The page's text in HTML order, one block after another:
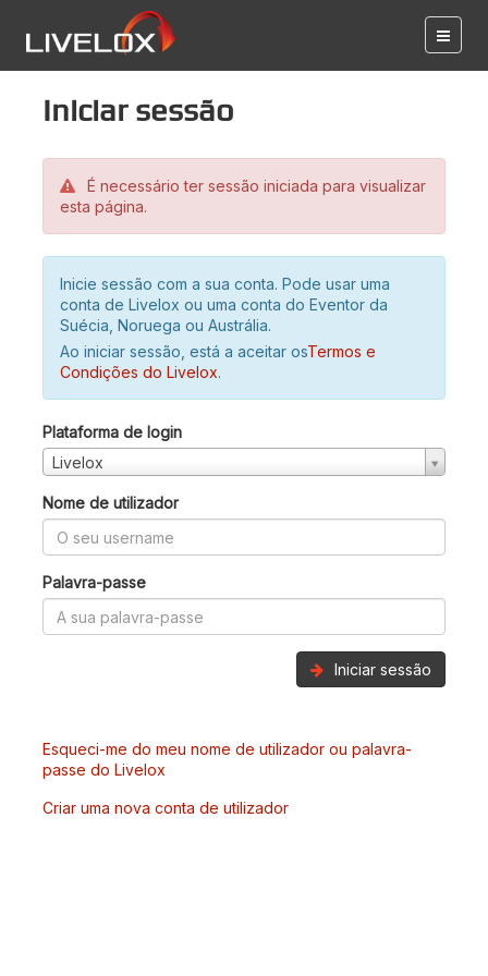
Iniciar sessão
É necessário ter sessão iniciada para visualizar
esta página.
Inicie sessão com a sua conta. Pode usar uma
conta de Livelox ou uma conta do Eventor da
Suécia, Noruega ou Austrália.
Ao iniciar sessão, está a aceitar osTermos e
Condições do Livelox.
Plataforma de login
Livelox
Nome de utilizador
Palavra-passe
Iniciar sessão
Esqueci-me do meu nome de utilizador ou palavra-
passe do Livelox
Criar uma nova conta de utilizador